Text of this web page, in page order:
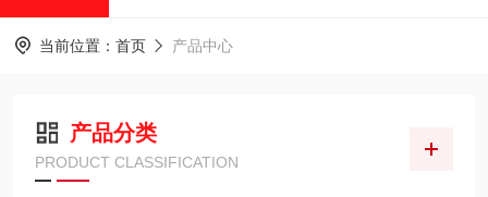
当前位置： 首页 产品中心
产品分类
PRODUCT CLASSIFICATION